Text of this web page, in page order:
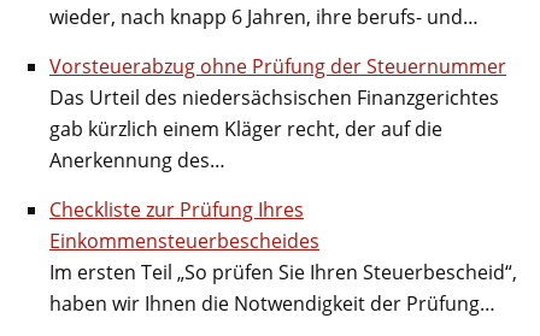
wieder, nach knapp 6 Jahren, ihre berufs- und…
Vorsteuerabzug ohne Prüfung der Steuernummer
Das Urteil des niedersächsischen Finanzgerichtes
gab kürzlich einem Kläger recht, der auf die
Anerkennung des…
Checkliste zur Prüfung Ihres
Einkommensteuerbescheides
Im ersten Teil „So prüfen Sie Ihren Steuerbescheid“,
haben wir Ihnen die Notwendigkeit der Prüfung…